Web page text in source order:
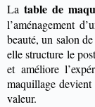
La table de
l’aménagement
beauté, un salon
elle structure le
et améliore
maquillage
valeur.